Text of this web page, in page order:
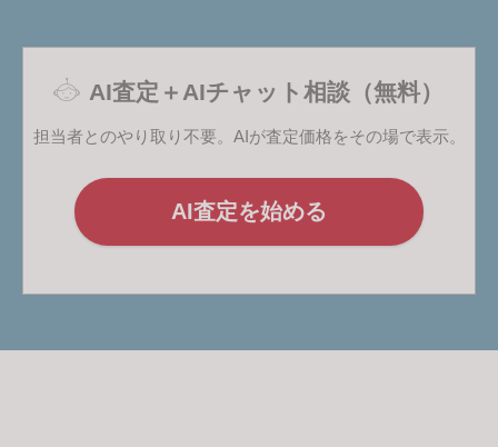
AI査定＋AIチャット相談（無料）
担当者とのやり取り不要。AIが査定価格をその場で表示。
AI査定を始める